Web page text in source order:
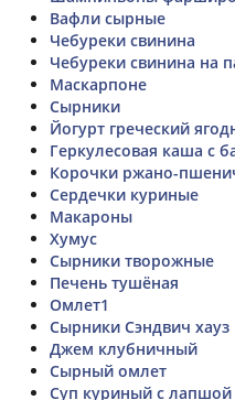
Вафли сырные
Чебуреки свинина
Чебуреки свинина на
Маскарпоне
Сырники
Йогурт греческий
Геркулесовая каша с
Корочки ржано-
Сердечки куриные
Макароны
Хумус
Сырники творожные
Печень тушёная
Омлет1
Сырники Сэндвич хауз
Джем клубничный
Сырный омлет
Суп куриный с лапшой